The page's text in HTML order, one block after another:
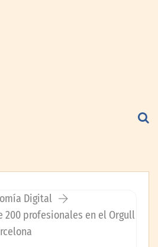
Digital
200 profesionales en el Orgull